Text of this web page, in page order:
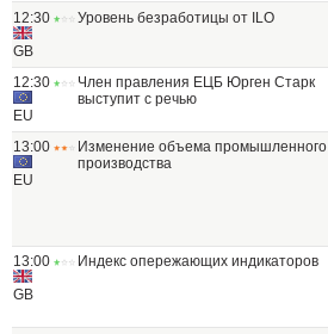
12:30
GB
Уровень безработицы от ILO
12:30
EU
Член правления ЕЦБ Юрген Старк
выступит с речью
13:00
EU
Изменение объема промышленного
производства
13:00
GB
Индекс опережающих индикаторов